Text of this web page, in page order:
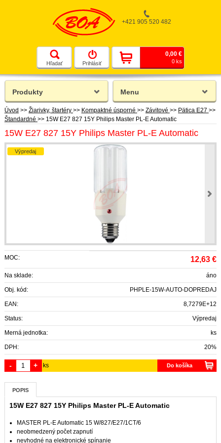
+421 905 520 482
Hľadať Prihlásiť
0,00 €
0 ks
Úvod >> Žiarivky, štartéry >> Kompaktné úsporné >> Závitové >> Pätica E27 >>
Štandardné >> 15W E27 827 15Y Philips Master PL-E Automatic
15W E27 827 15Y Philips Master PL-E Automatic
Výpredaj
MOC: 12,63 €
Na sklade: áno
Obj. kód: PHPLE-15W-AUTO-DOPREDAJ
EAN: 8,7279E+12
Status: Výpredaj
Merná jednotka: ks
DPH: 20%
Do košíka
- + ks
POPIS
15W E27 827 15Y Philips Master PL-E Automatic
MASTER PL-E Automatic 15 W/827/E27/1CT/6
neobmedzený počet zapnutí
nevhodné na elektronické spínanie
Produkty Menu